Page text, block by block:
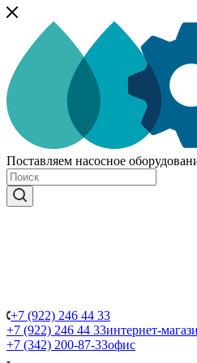
Поставляем насосное
+7 (922) 246 44 33
+7 (922) 246 44 33интернет-
+7 (342) 200-87-33офис